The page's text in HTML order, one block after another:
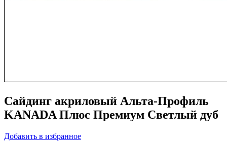
Сайдинг акриловый Альта-Профиль
KANADA Плюс Премиум Светлый дуб
Добавить в избранное